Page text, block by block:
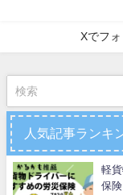
Xでフォ
人気記事ランキ
軽
保険